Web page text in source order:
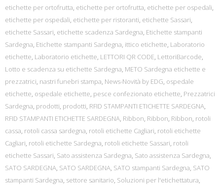
etichette per ortofrutta, etichette per ortofrutta, etichette per ospedali,
etichette per ospedali, etichette per ristoranti, etichette Sassari,
etichette Sassari, etichette scadenza Sardegna, Etichette stampanti
Sardegna, Etichette stampanti Sardegna, ittico etichette, Laboratorio
etichette, Laboratorio etichette, LETTORI QR CODE, LettoriBarcode,
Lotto e scadenza su etichette Sardegna, METO Sardegna etichette e
prezzatrici, nastri funebri stampa, News-Novità by EDG, ospedale
etichette, ospedale etichette, pesce confezionato etichette, Prezzatrici
Sardegna, prodotti, prodotti, RFID STAMPANTI ETICHETTE SARDEGNA,
RFID STAMPANTI ETICHETTE SARDEGNA, Ribbon, Ribbon, Ribbon, rotoli
cassa, rotoli cassa sardegna, rotoli etichette Cagliari, rotoli etichette
Cagliari, rotoli etichette Sardegna, rotoli etichette Sassari, rotoli
etichette Sassari, Sato assistenza Sardegna, Sato assistenza Sardegna,
SATO SARDEGNA, SATO SARDEGNA, SATO stampanti Sardegna, SATO
stampanti Sardegna, settore sanitario, Soluzioni per l'etichettatura,